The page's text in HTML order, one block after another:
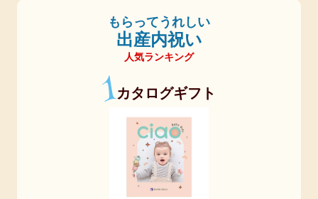
もらってうれしい
出産内祝い
人気ランキング
1カタログギフト